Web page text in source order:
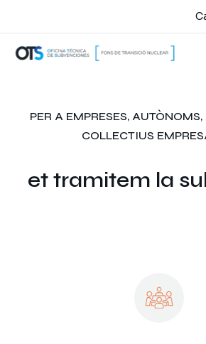
PER A EMPRESES,
COLLECTIUS
et tramitem la